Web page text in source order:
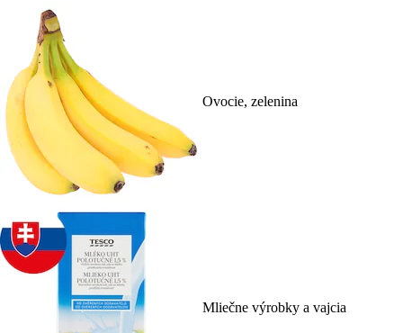
Ovocie, zelenina
Mliečne výrobky a vajcia